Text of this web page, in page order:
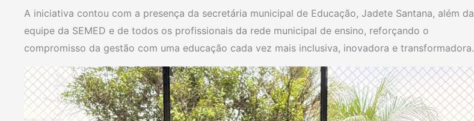
A iniciativa contou com a presença da secretária municipal de Educação, Jadete Santana, além da
equipe da SEMED e de todos os profissionais da rede municipal de ensino, reforçando o
compromisso da gestão com uma educação cada vez mais inclusiva, inovadora e transformadora.